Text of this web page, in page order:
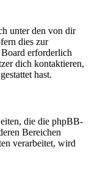
unter den von dir
dies zur
erforderlich
dich kontaktieren,
hast.
die die phpBB-
Bereichen
verarbeitet, wird